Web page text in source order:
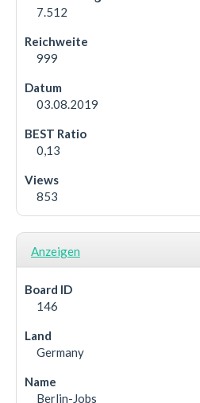
7.512
999
03.08.2019
0,13
853
Anzeigen
146
Germany
Berlin-Jobs